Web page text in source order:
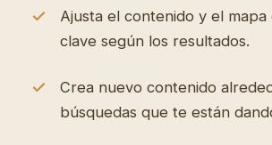
Ajusta el contenido y el mapa
clave según los resultados.
Crea nuevo contenido
búsquedas que te están